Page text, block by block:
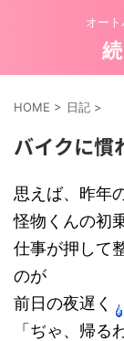
オート
HOME > 日記 >
バイクに慣
思えば、昨年
怪物くんの初
仕事が押して
のが
前日の夜遅く
「ぢゃ、帰る